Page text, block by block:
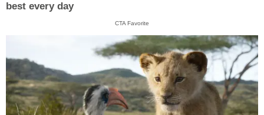
best every day
CTA Favorite